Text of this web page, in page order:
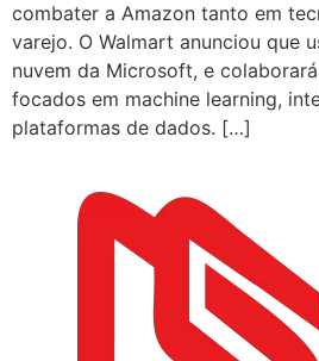
combater a Amazon tanto em
varejo. O Walmart anunciou que
nuvem da Microsoft, e
focados em machine learning,
plataformas de dados. […]